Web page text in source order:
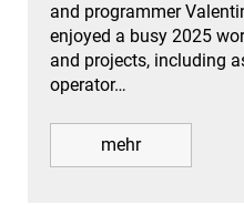
and programmer
enjoyed a busy 2025
and projects, including
operator…
mehr